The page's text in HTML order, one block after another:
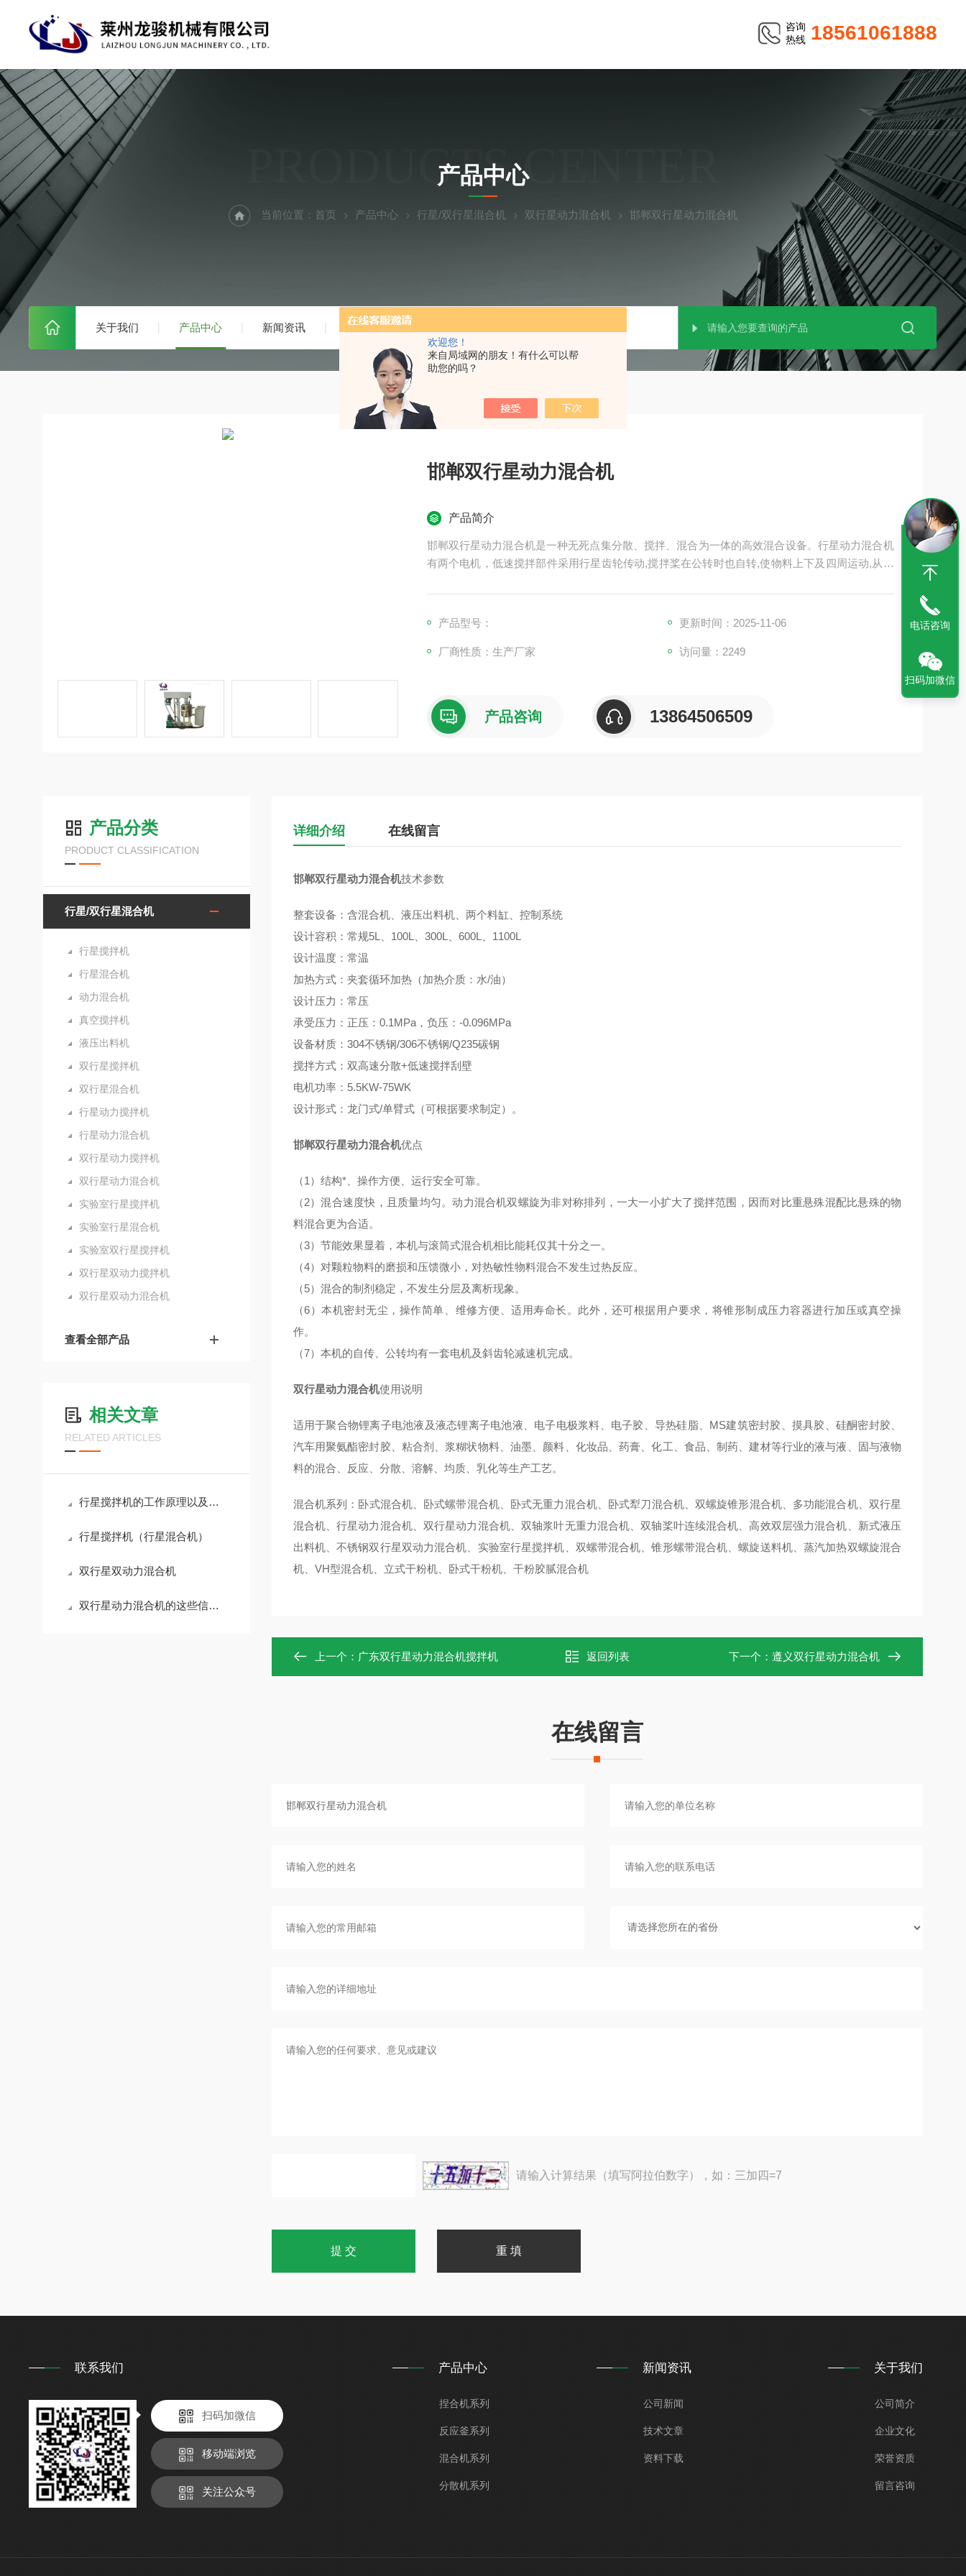
欢迎您！
来自局域网的朋友！有什么可以帮
助您的吗？
咨询
热线 18561061888
关于我们 产品中心 新闻资讯 技术文章
PRODUCTS CENTER
产品中心
当前位置： 首页 产品中心 行星/双行星混合机 双行星动力混合机 邯郸双行星动力混合机
邯郸双行星动力混合机
产品简介
邯郸双行星动力混合机是一种无死点集分散、搅拌、混合为一体的高效混合设备。行星动力混合机
有两个电机，低速搅拌部件采用行星齿轮传动,搅拌桨在公转时也自转,使物料上下及四周运动,从而
产品型号：
更新时间：2025-11-06
厂商性质：生产厂家 访问量：2249
产品咨询 13864506509
产品分类
PRODUCT CLASSIFICATION
行星/双行星混合机
行星搅拌机
行星混合机
动力混合机
真空搅拌机
液压出料机
双行星搅拌机
双行星混合机
行星动力搅拌机
行星动力混合机
双行星动力搅拌机
双行星动力混合机
实验室行星搅拌机
实验室行星混合机
实验室双行星搅拌机
双行星双动力搅拌机
双行星双动力混合机
查看全部产品
相关文章
RELATED ARTICLES
行星搅拌机的工作原理以及特点
行星搅拌机（行星混合机）
双行星双动力混合机
双行星动力混合机的这些信息选购早看早了解
详细介绍 在线留言
邯郸双行星动力混合机技术参数
整套设备：含混合机、液压出料机、两个料缸、控制系统
设计容积：常规5L、100L、300L、600L、1100L
设计温度：常温
加热方式：夹套循环加热（加热介质：水/油）
设计压力：常压
承受压力：正压：0.1MPa，负压：-0.096MPa
设备材质：304不锈钢/306不锈钢/Q235碳钢
搅拌方式：双高速分散+低速搅拌刮壁
电机功率：5.5KW-75WK
设计形式：龙门式/单臂式（可根据要求制定）。
邯郸双行星动力混合机优点
（1）结构*、操作方便、运行安全可靠。
（2）混合速度快，且质量均匀。动力混合机双螺旋为非对称排列，一大一小扩大了搅拌范围，因而对比重悬殊混配比悬殊的物
料混合更为合适。
（3）节能效果显着，本机与滚筒式混合机相比能耗仅其十分之一。
（4）对颗粒物料的磨损和压馈微小，对热敏性物料混合不发生过热反应。
（5）混合的制剂稳定，不发生分层及离析现象。
（6）本机密封无尘，操作简单、维修方便、适用寿命长。此外，还可根据用户要求，将锥形制成压力容器进行加压或真空操
作。
（7）本机的自传、公转均有一套电机及斜齿轮减速机完成。
双行星动力混合机使用说明
适用于聚合物锂离子电池液及液态锂离子电池液、电子电极浆料、电子胶、导热硅脂、MS建筑密封胶、摸具胶、硅酮密封胶、
汽车用聚氨酯密封胶、粘合剂、浆糊状物料、油墨、颜料、化妆品、药膏、化工、食品、制药、建材等行业的液与液、固与液物
料的混合、反应、分散、溶解、均质、乳化等生产工艺。
混合机系列：卧式混合机、卧式螺带混合机、卧式无重力混合机、卧式犁刀混合机、双螺旋锥形混合机、多功能混合机、双行星
混合机、行星动力混合机、双行星动力混合机、双轴浆叶无重力混合机、双轴桨叶连续混合机、高效双层强力混合机、新式液压
出料机、不锈钢双行星双动力混合机、实验室行星搅拌机、双螺带混合机、锥形螺带混合机、螺旋送料机、蒸汽加热双螺旋混合
机、VH型混合机、立式干粉机、卧式干粉机、干粉胶腻混合机
上一个： 广东双行星动力混合机搅拌机 返回列表 下一个： 遵义双行星动力混合机
在线留言
请输入计算结果（填写阿拉伯数字），如：三加四=7
联系我们
扫码加微信
移动端浏览
关注公众号
产品中心
捏合机系列
反应釜系列
混合机系列
分散机系列
新闻资讯
公司新闻
技术文章
资料下载
关于我们
公司简介
企业文化
荣誉资质
留言咨询
电话咨询
扫码加微信